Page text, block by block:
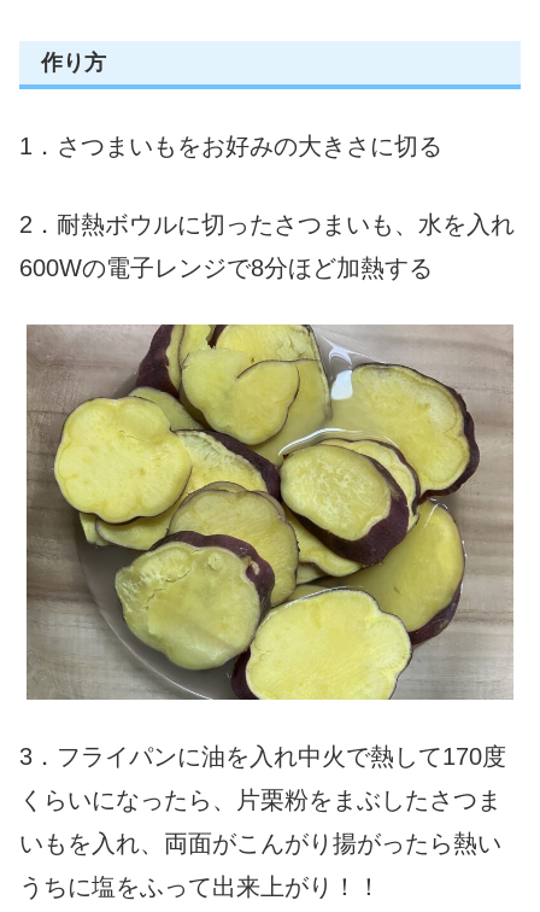
作り方
1．さつまいもをお好みの大きさに切る
2．耐熱ボウルに切ったさつまいも、水を入れ
600Wの電子レンジで8分ほど加熱する
3．フライパンに油を入れ中火で熱して170度
くらいになったら、片栗粉をまぶしたさつま
いもを入れ、両面がこんがり揚がったら熱い
うちに塩をふって出来上がり！！